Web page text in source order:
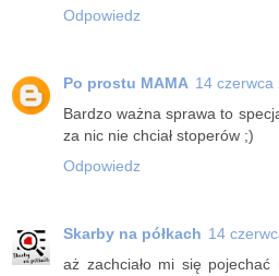
Odpowiedz
Po prostu MAMA 14 czerwca
Bardzo ważna sprawa to
za nic nie chciał stoperów ;)
Odpowiedz
Skarby na półkach 14
aż zachciało mi się